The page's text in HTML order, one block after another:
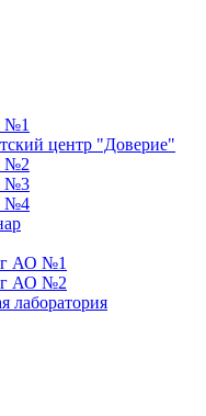
№1
центр "Доверие"
№2
№3
№4
АО №1
АО №2
лаборатория